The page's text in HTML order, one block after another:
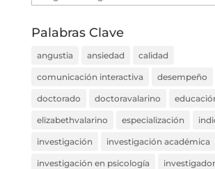
por
Categorías
Palabras Clave
angustia ansiedad calidad
comunicación interactiva desempeño
doctorado doctoravalarino
elizabethvalarino especialización
investigación investigación académica
investigación en psicología investigador